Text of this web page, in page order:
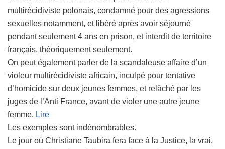
multirécidiviste polonais, condamné pour des agressions
sexuelles notamment, et libéré après avoir séjourné
pendant seulement 4 ans en prison, et interdit de territoire
français, théoriquement seulement.
On peut également parler de la scandaleuse affaire d’un
violeur multirécidiviste africain, inculpé pour tentative
d’homicide sur deux jeunes femmes, et relâché par les
juges de l’Anti France, avant de violer une autre jeune
femme. Lire
Les exemples sont indénombrables.
Le jour où Christiane Taubira fera face à la Justice, la vrai,